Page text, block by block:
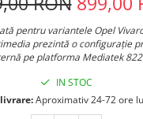
pentru variantele Opel
prezintă o configuraţie
pe platforma Mediatek
IN STOC
Aproximativ 24-72 ore